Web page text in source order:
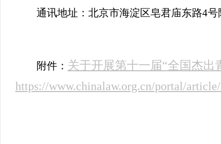
通讯地址：北京市海淀区皂君庙东路4
附件： 关于开展第十一届“全国杰
https://www.chinalaw.org.cn/portal/